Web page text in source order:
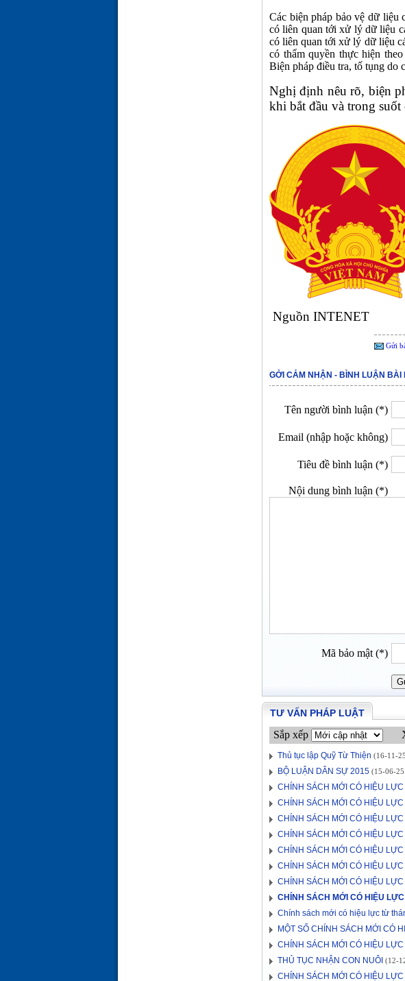
Các biện pháp bảo vệ dữ liệu
có liên quan tới xử lý dữ liệu
có liên quan tới xử lý dữ liệu
có thẩm quyền thực hiện
Biện pháp điều tra, tố tụng do
Nghị định nêu rõ, biện
khi bắt đầu và trong
Nguồn INTENET
Gửi
GỞI CẢM NHẬN - BÌNH LUẬN BÀI
Tên người bình luận (*)
Email (nhập hoặc không)
Tiêu đề bình luận (*)
Nội dung bình luận (*)
Mã bảo mật (*)
TƯ VẤN PHÁP LUẬT
Sắp xếp
Thủ tục lập Quỹ Từ Thiện (16-11-
BỘ LUẬN DÂN SỰ 2015 (15-06-
CHÍNH SÁCH MỚI CÓ HIỆU
CHÍNH SÁCH MỚI CÓ HIỆU
CHÍNH SÁCH MỚI CÓ HIỆU
CHÍNH SÁCH MỚI CÓ HIỆU
CHÍNH SÁCH MỚI CÓ HIỆU
CHÍNH SÁCH MỚI CÓ HIỆU
CHÍNH SÁCH MỚI CÓ HIỆU
CHÍNH SÁCH MỚI CÓ HIỆU
Chính sách mới có hiệu lực từ
MỘT SỐ CHÍNH SÁCH MỚI CÓ
CHÍNH SÁCH MỚI CÓ HIỆU
THỦ TỤC NHẬN CON NUÔI (12-
CHÍNH SÁCH MỚI CÓ HIỆU